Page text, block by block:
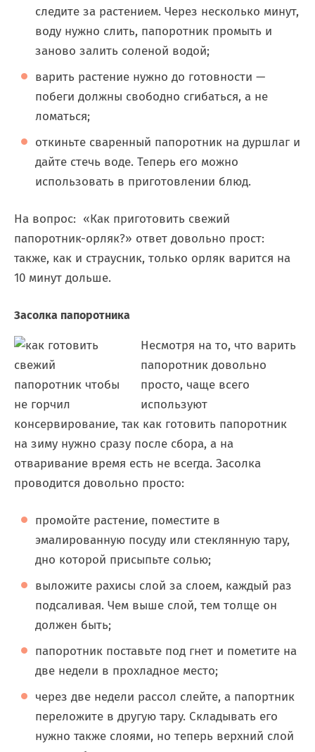
следите за растением. Через несколько минут,
воду нужно слить, папоротник промыть и
заново залить соленой водой;
варить растение нужно до готовности —
побеги должны свободно сгибаться, а не
ломаться;
откиньте сваренный папоротник на дуршлаг и
дайте стечь воде. Теперь его можно
использовать в приготовлении блюд.
На вопрос: «Как приготовить свежий
папоротник-орляк?» ответ довольно прост:
также, как и страусник, только орляк варится на
10 минут дольше.
Засолка папоротника
Несмотря на то, что варить
папоротник довольно
просто, чаще всего
используют
консервирование, так как готовить папоротник
на зиму нужно сразу после сбора, а на
отваривание время есть не всегда. Засолка
проводится довольно просто:
промойте растение, поместите в
эмалированную посуду или стеклянную тару,
дно которой присыпьте солью;
выложите рахисы слой за слоем, каждый раз
подсаливая. Чем выше слой, тем толще он
должен быть;
папоротник поставьте под гнет и пометите на
две недели в прохладное место;
через две недели рассол слейте, а папортник
переложите в другую тару. Складывать его
нужно также слоями, но теперь верхний слой